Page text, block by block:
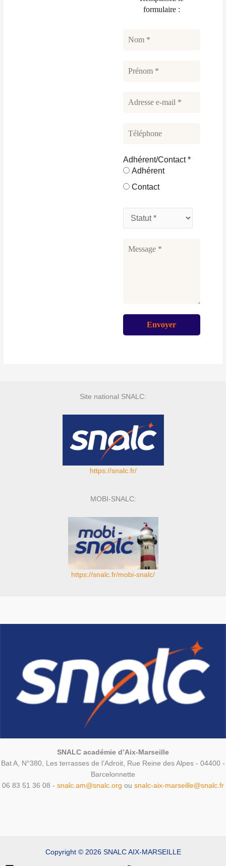
formulaire :
Adhérent/Contact*
Adhérent
Contact
Site national SNALC:
https://snalc.fr/
MOBI-SNALC:
https://snalc.fr/mobi-snalc/
SNALC académie d’Aix-Marseille
Bat A, N°380, Les terrasses de l’Adroit, Rue Reine des Alpes - 04400 -
Barcelonnette
06 83 51 36 08 - snalc.am@snalc.org ou snalc-aix-marseille@snalc.fr
Copyright © 2026 SNALC AIX-MARSEILLE